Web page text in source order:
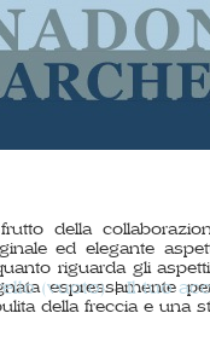
(vuoto) Il tuo
della
ed elegante
riguarda gli
espressamente
della freccia e una